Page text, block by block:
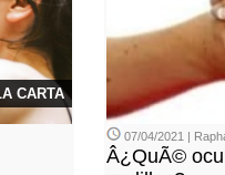
CARTA
07/04/2021 |
Â¿QuÃ©